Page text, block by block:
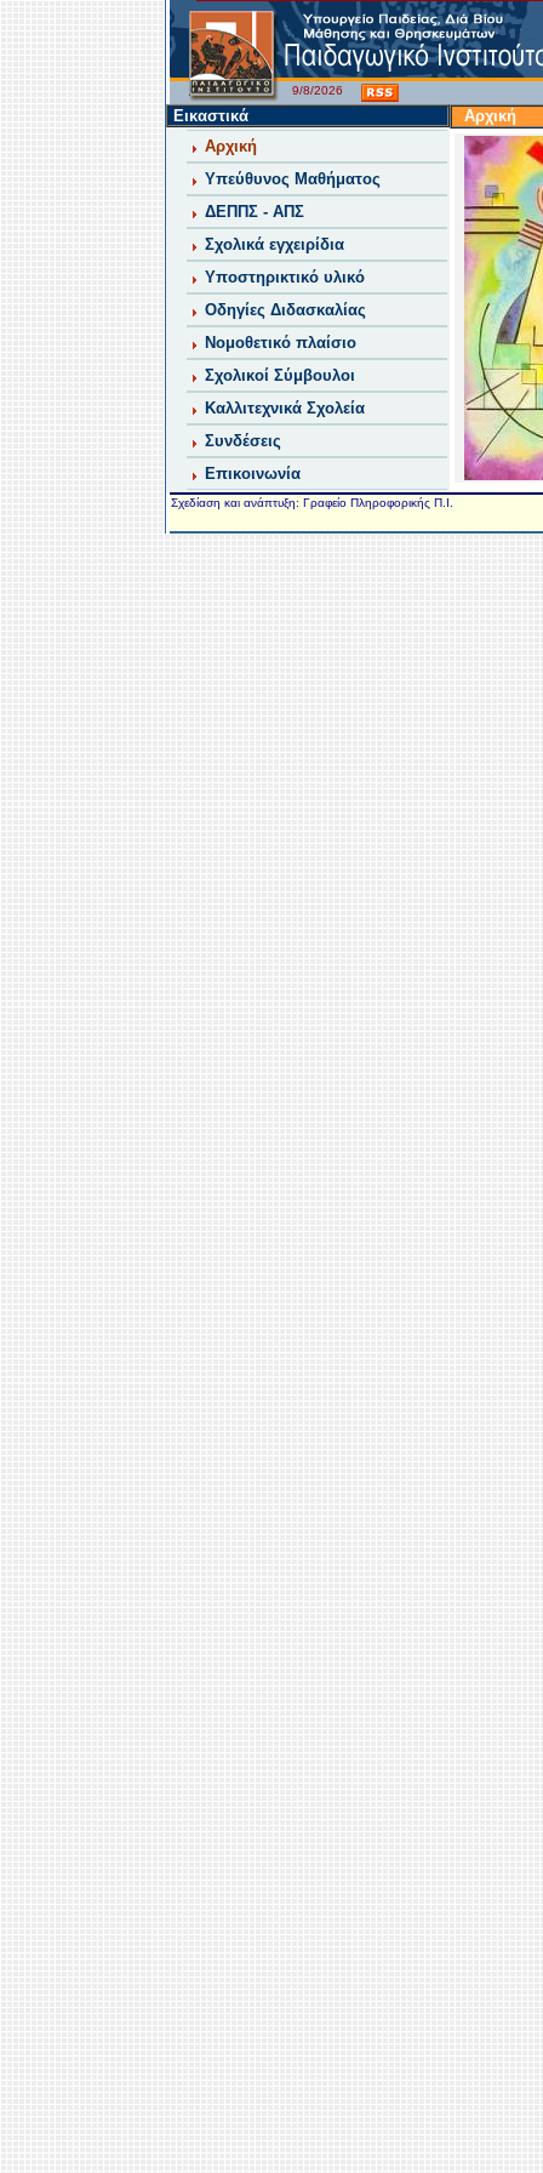
9/8/2026
Εικαστικά
Αρχική
Υπεύθυνος Μαθήματος
ΔΕΠΠΣ - ΑΠΣ
Σχολικά εγχειρίδια
Υποστηρικτικό υλικό
Οδηγίες Διδασκαλίας
Νομοθετικό πλαίσιο
Σχολικοί Σύμβουλοι
Καλλιτεχνικά Σχολεία
Συνδέσεις
Επικοινωνία
Αρχική
Σχεδίαση και ανάπτυξη: Γραφείο Πληροφορικής Π.Ι.